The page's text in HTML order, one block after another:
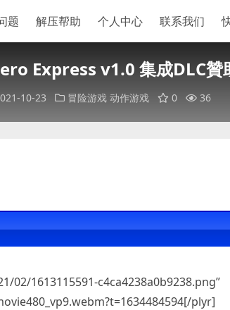
题 解压帮助 个人中心 联系我们
Express v1.0 集成DLC贊
10-23 冒险游戏 动作游戏 0 36
1613115591-c4ca4238a0b9238.png”
plyr]